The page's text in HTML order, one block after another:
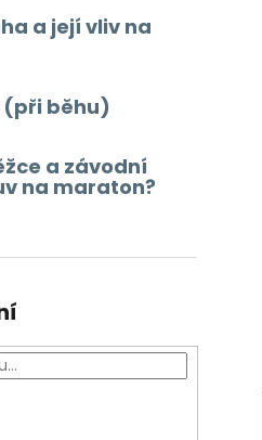
a její vliv na
(při běhu)
a závodní
na maraton?